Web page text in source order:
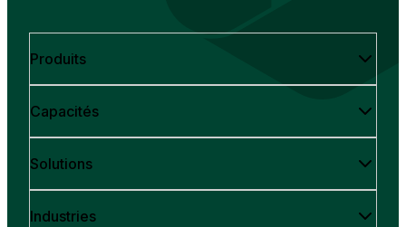
Produits
Capacités
Solutions
Industries